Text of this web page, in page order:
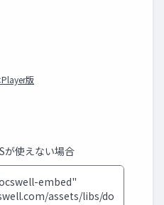
版
が使えない場合